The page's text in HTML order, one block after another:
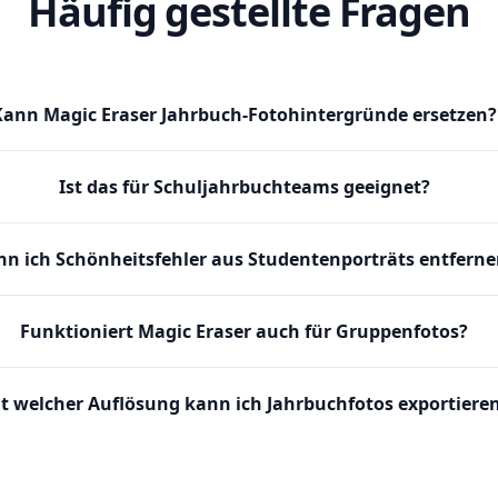
Häufig gestellte Fragen
Magic Eraser Jahrbuch-Fotohintergründe ersetzen?
Ist das für Schuljahrbuchteams geeignet?
ich Schönheitsfehler aus Studentenporträts
Funktioniert Magic Eraser auch für Gruppenfotos?
welcher Auflösung kann ich Jahrbuchfotos